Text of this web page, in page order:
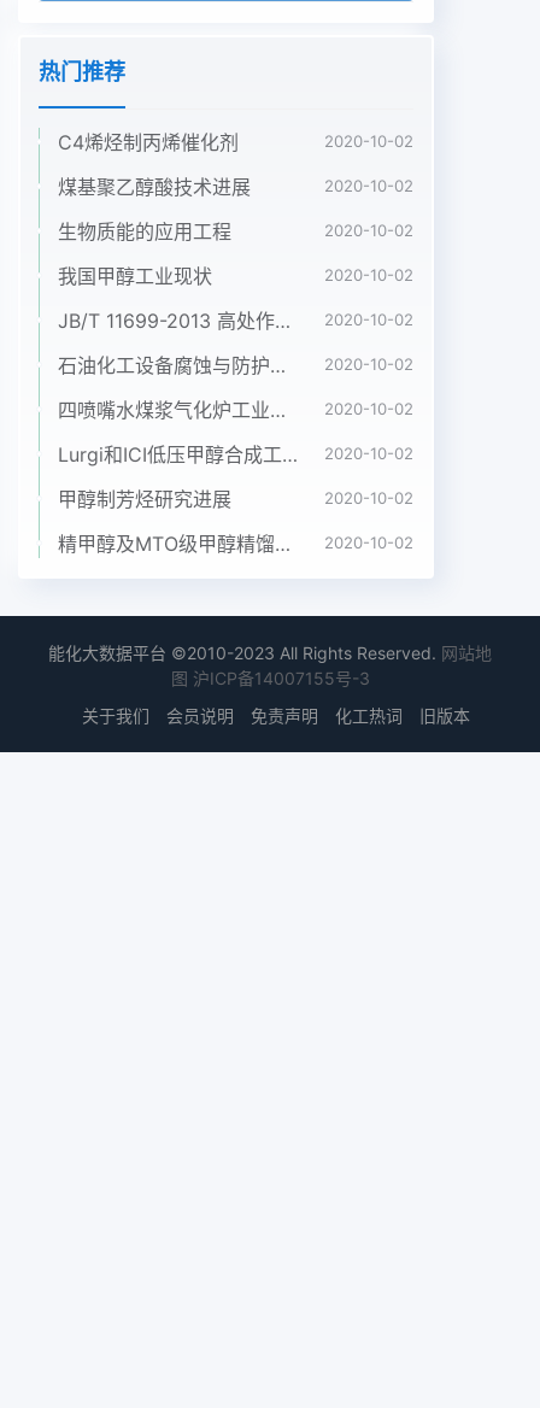
高效燃烧是其中的重今后相当长一段时间内不会改
变,煤炭直接燃烧带要环节来了严重的环境污染,煤炭
联产系统和整体煤气化合成气生产方法有固体燃料气
化、轻质烃类转联合循环系统(IGCC)是实现煤炭洁
燃成分是中国煤化工收稿日期:201006-10修订日
期:20100917CNMHG基金项目:上海市重点学科建设
州人博士研究生,主要从事气体燃料燃烧方面的研究
电话(TeL):13917251930;E-mail: yinhang36@
gamil. co132·动力工程学报第31卷O和H2,与天然气
相比,其热值较低.CO的燃烧1Shel合成气成分m反应
速率较低、低负荷时燃烧不稳定、绝热燃烧火焰Tab
1 Syngas composition produced by Shell
保证CO充分燃烧和较大负荷范围,同时也要尽量缩
(CH1)p(CO)Hz)yCO2)(H2S)r(N2)短烟气在高温区
的停留时间,以抑制NO2的生成张永生等采用平面激
光诱导荧光(PLIF)研功率W=65kW.在合成气成分
中,CO体积分数较究了合成气旋流扩散火焰特性,发现
燃料的旋流强高.CO燃烧速度较慢,要使CO达到完全
热门推荐
C4烯烃制丙烯催化剂 2020-10-02
煤基聚乙醇酸技术进展 2020-10-02
生物质能的应用工程 2020-10-02
我国甲醇工业现状 2020-10-02
JB/T 11699-2013 高处作业吊篮安装、拆卸、使用技术规程 2020-10-02
石油化工设备腐蚀与防护参考书十本免费下载，绝版珍藏 2020-10-02
四喷嘴水煤浆气化炉工业应用情况简介 2020-10-02
Lurgi和ICI低压甲醇合成工艺比较 2020-10-02
甲醇制芳烃研究进展 2020-10-02
精甲醇及MTO级甲醇精馏工艺技术进展 2020-10-02
能化大数据平台 ©2010-2023 All Rights Reserved. 网站地
图 沪ICP备14007155号-3
关于我们
会员说明 免责声明 化工热词 旧版本